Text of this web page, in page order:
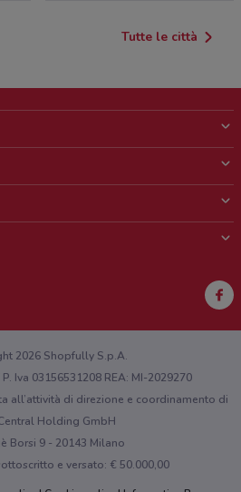
Tutte le città
o sull'app?
2026 Shopfully S.p.A.
Iva 03156531208 REA: MI-2029270
all’attività di direzione e coordinamento di
Holding GmbH
Borsi 9 - 20143 Milano
e versato: € 50.000,00